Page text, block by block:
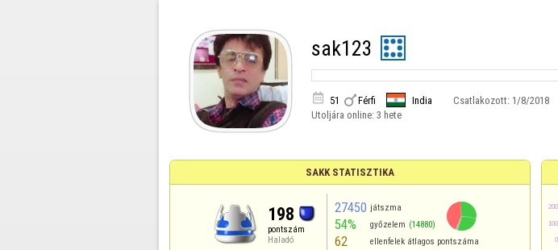
sak123
 51 Férfi India Csatlakozott: 1/8/2018
Utoljára online: 3 hete
SAKK STATISZTIKA
198
pontszám
Haladó
27450 játszma
54% győzelem (14880)
62 ellenfelek átlagos pontszáma